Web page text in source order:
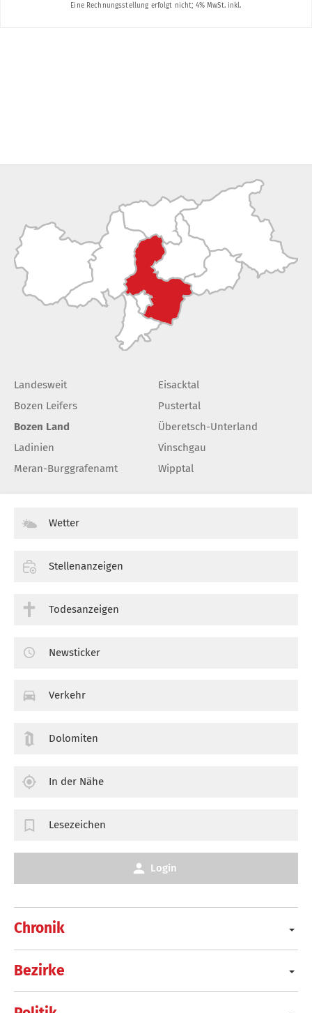
Landesweit
Bozen Leifers
Bozen Land
Ladinien
Meran-Burggrafenamt
Eisacktal
Pustertal
Überetsch-Unterland
Vinschgau
Wipptal
Chronik
Bezirke
Wetter
Stellenanzeigen
Todesanzeigen
Newsticker
Verkehr
Dolomiten
In der Nähe
Lesezeichen
Login